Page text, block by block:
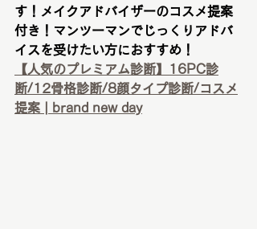
す！メイクアドバイザーのコスメ提案
付き！マンツーマンでじっくりアドバ
イスを受けたい方におすすめ！
【人気のプレミアム診断】16PC診
断/12骨格診断/8顔タイプ診断/コスメ
提案 | brand new day